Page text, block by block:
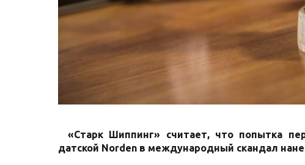
«Старк Шиппинг» считает, что попытка
датской Norden в международный скандал